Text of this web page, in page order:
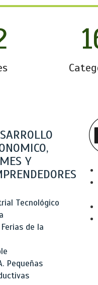
Y
Tecnológico
de la
Pequeñas